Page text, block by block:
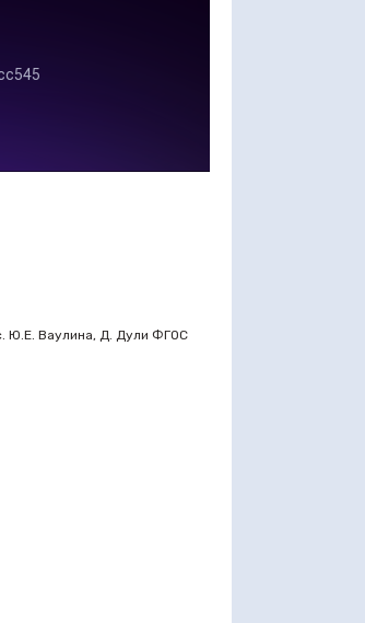
Ю.Е. Ваулина, Д. Дули ФГОС